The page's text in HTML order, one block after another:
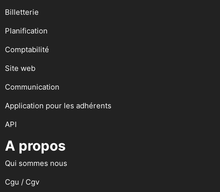
Billetterie
Planification
Comptabilité
Site web
Communication
Application pour les adhérents
API
A propos
Qui sommes nous
Cgu / Cgv